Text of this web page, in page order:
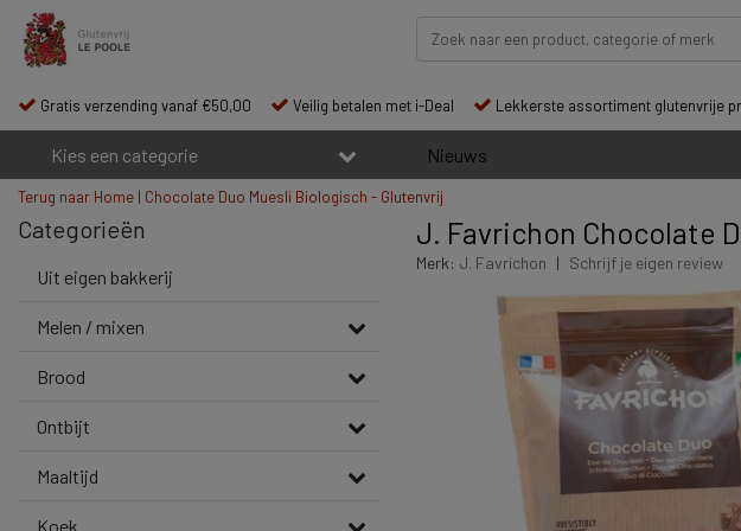
Gratis verzending vanaf €50,00 Veilig betalen met i-Deal Lekkerste assortiment glutenvrije
Kies een categorie Nieuws
Terug naar Home | Chocolate Duo Muesli Biologisch - Glutenvrij
Categorieën
Uit eigen bakkerij
Melen / mixen
Brood
Ontbijt
Maaltijd
Koek
J. Favrichon Chocolate
Merk: J. Favrichon | Schrijf je eigen review